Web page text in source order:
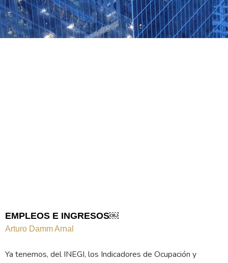
EMPLEOS E INGRESOS￼
Arturo Damm Arnal
Ya tenemos, del INEGI, los Indicadores de Ocupación y